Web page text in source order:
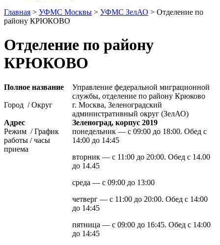
Главная > УФМС Москвы > УФМС ЗелАО > Отделение по
району КРЮКОВО
Отделение по району
КРЮКОВО
Полное название
Управление федеральной миграционной
службы, отделение по району Крюково
Город / Округ
г. Москва, Зеленоградский
административный округ (ЗелАО)
Адрес
Зеленоград, корпус 2019
Режим / График
работы / часы
приема
понедельник — с 09:00 до 18:00. Обед с
14:00 до 14:45
вторник — с 11:00 до 20:00. Обед с 14.00
до 14.45
среда — с 09:00 до 13:00
четверг — с 11:00 до 20:00. Обед с 14:00
до 14:45
пятница — с 09:00 до 16:45. Обед с 14:00
до 14:45